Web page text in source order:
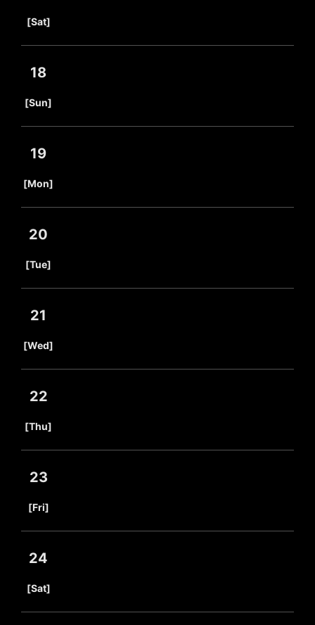
[Sat]
18
[Sun]
19
[Mon]
20
[Tue]
21
[Wed]
22
[Thu]
23
[Fri]
24
[Sat]